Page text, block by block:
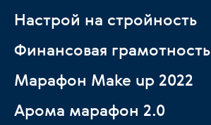
Настрой на стройность
Финансовая грамотность
Марафон Make up 2022
Арома марафон 2.0